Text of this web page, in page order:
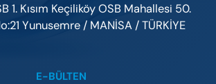
1. Kısım Keçiliköy OSB Mahallesi 50.
Yunusemre / MANİSA / TÜRKİYE
E-BÜLTEN